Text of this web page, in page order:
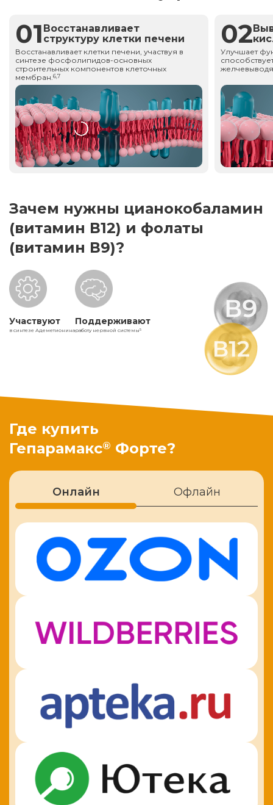
01 Восстанавливает
структуру клетки печени
Восстанавливает клетки печени, участвуя в
синтезе фосфолипидов-основных
строительных компонентов клеточных
мембран.6,7
02
Улучшает
Зачем нужны цианокобаламин
(витамин В12) и фолаты
(витамин В9)?
Участвуют
в синтезе Адеметионина
Поддерживают
работу нервной системы5
Где купить
Гепарамакс® Форте?
Онлайн Офлайн